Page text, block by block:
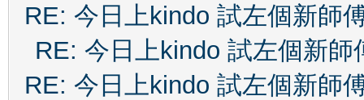
RE: 今日上kindo 試左個新師
RE: 今日上kindo 試左個新師
RE: 今日上kindo 試左個新師